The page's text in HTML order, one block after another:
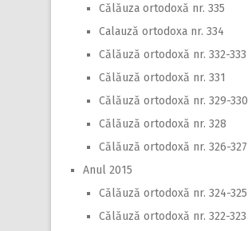
Călăuza ortodoxă nr. 335
Calauză ortodoxa nr. 334
Călăuză ortodoxă nr. 332-333
Călăuză ortodoxă nr. 331
Călăuză ortodoxă nr. 329-330
Călăuză ortodoxă nr. 328
Călăuză ortodoxă nr. 326-327
Anul 2015
Călăuză ortodoxă nr. 324-325
Călăuză ortodoxă nr. 322-323